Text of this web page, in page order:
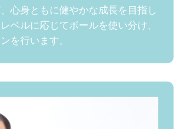
心身ともに健やかな成長を目指し
ベルに応じてボールを使い分け、
を行います。